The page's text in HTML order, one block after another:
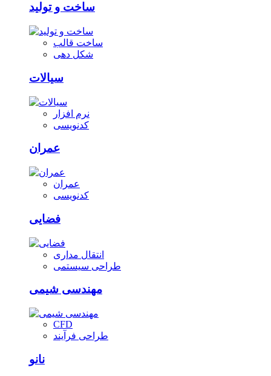
ساخت و تولید
ساخت قالب
شکل دهی
سیالات
نرم افزار
کدنویسی
عمران
عمران
کدنویسی
فضایی
انتقال مداری
طراحی سیستمی
مهندسی شیمی
CFD
طراحی فرآیند
نانو